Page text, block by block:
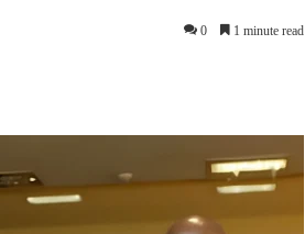
0 1 minute read